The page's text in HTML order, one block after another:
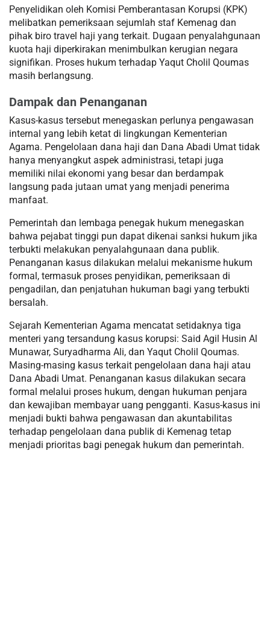
Penyelidikan oleh Komisi Pemberantasan Korupsi (KPK)
melibatkan pemeriksaan sejumlah staf Kemenag dan
pihak biro travel haji yang terkait. Dugaan penyalahgunaan
kuota haji diperkirakan menimbulkan kerugian negara
signifikan. Proses hukum terhadap Yaqut Cholil Qoumas
masih berlangsung.
Dampak dan Penanganan
Kasus-kasus tersebut menegaskan perlunya pengawasan
internal yang lebih ketat di lingkungan Kementerian
Agama. Pengelolaan dana haji dan Dana Abadi Umat tidak
hanya menyangkut aspek administrasi, tetapi juga
memiliki nilai ekonomi yang besar dan berdampak
langsung pada jutaan umat yang menjadi penerima
manfaat.
Pemerintah dan lembaga penegak hukum menegaskan
bahwa pejabat tinggi pun dapat dikenai sanksi hukum jika
terbukti melakukan penyalahgunaan dana publik.
Penanganan kasus dilakukan melalui mekanisme hukum
formal, termasuk proses penyidikan, pemeriksaan di
pengadilan, dan penjatuhan hukuman bagi yang terbukti
bersalah.
Sejarah Kementerian Agama mencatat setidaknya tiga
menteri yang tersandung kasus korupsi: Said Agil Husin Al
Munawar, Suryadharma Ali, dan Yaqut Cholil Qoumas.
Masing-masing kasus terkait pengelolaan dana haji atau
Dana Abadi Umat. Penanganan kasus dilakukan secara
formal melalui proses hukum, dengan hukuman penjara
dan kewajiban membayar uang pengganti. Kasus-kasus ini
menjadi bukti bahwa pengawasan dan akuntabilitas
terhadap pengelolaan dana publik di Kemenag tetap
menjadi prioritas bagi penegak hukum dan pemerintah.